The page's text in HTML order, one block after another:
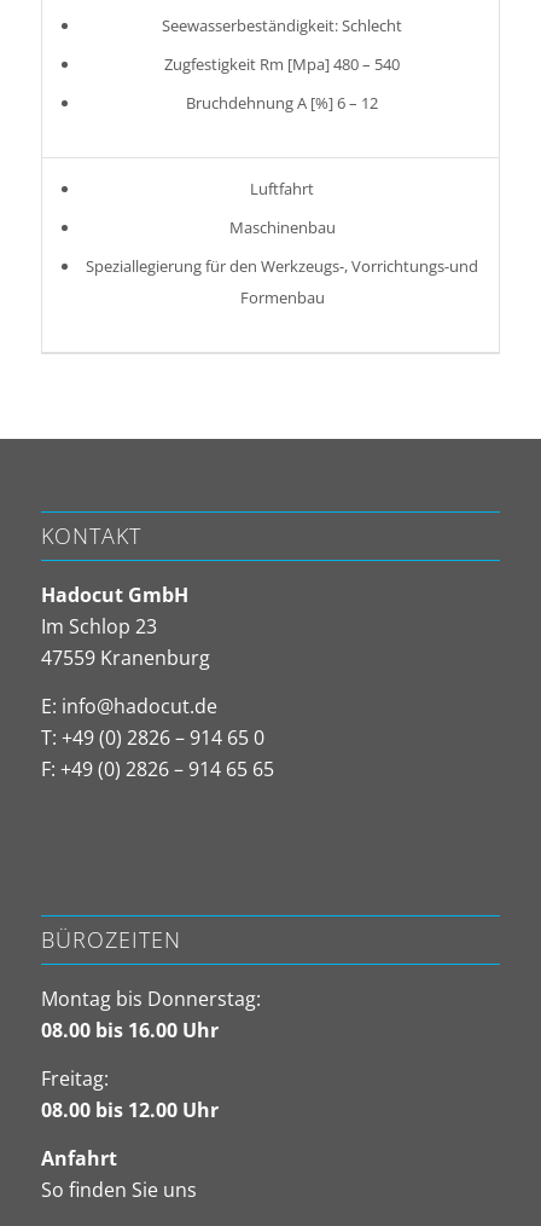
Seewasserbeständigkeit: Schlecht
Zugfestigkeit Rm [Mpa] 480 – 540
Bruchdehnung A [%] 6 – 12
Luftfahrt
Maschinenbau
Speziallegierung für den Werkzeugs-, Vorrichtungs-und
Formenbau
KONTAKT
Hadocut GmbH
Im Schlop 23
47559 Kranenburg
E: info@hadocut.de
T: +49 (0) 2826 – 914 65 0
F: +49 (0) 2826 – 914 65 65
BÜROZEITEN
Montag bis Donnerstag:
08.00 bis 16.00 Uhr
Freitag:
08.00 bis 12.00 Uhr
Anfahrt
So finden Sie uns